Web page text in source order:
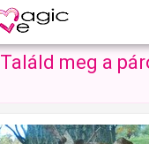
Találd meg a